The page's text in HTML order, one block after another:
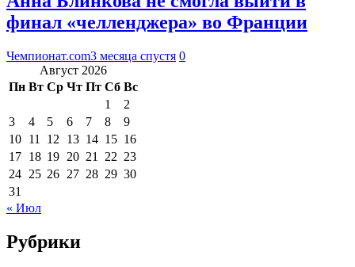
финал «челленджера» во Франции
Чемпионат.com3 месяца спустя 0
Август 2026
Пн Вт Ср Чт Пт Сб Вс
1
2
3
4 5 6 7 8
9
10 11 12 13 14 15 16
17 18 19 20 21 22 23
24 25 26 27 28 29 30
31
« Июл
Рубрики